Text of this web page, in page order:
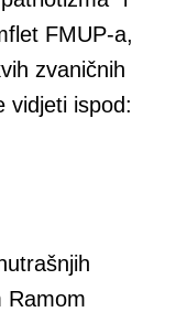
FMUP-a,
zvaničnih
vidjeti ispod:
Ramom